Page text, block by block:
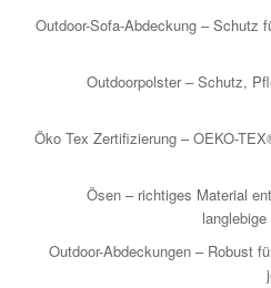
Outdoor-Sofa-Abdeckung – Schutz
Outdoorpolster – Schutz,
Öko Tex Zertifizierung – OEKO-
Ösen – richtiges Material
Outdoor-Abdeckungen – Robust